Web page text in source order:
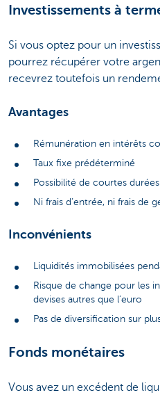
Investissements à
Si vous optez pour un
pourrez récupérer votre
recevrez toutefois un
Avantages
Rémunération en intérêts
Taux fixe prédéterminé
Possibilité de courtes
Ni frais d’entrée, ni frais de
Inconvénients
Liquidités immobilisées
Risque de change pour les
devises autres que l’euro
Pas de diversification sur
Fonds monétaires
Vous avez un excédent de